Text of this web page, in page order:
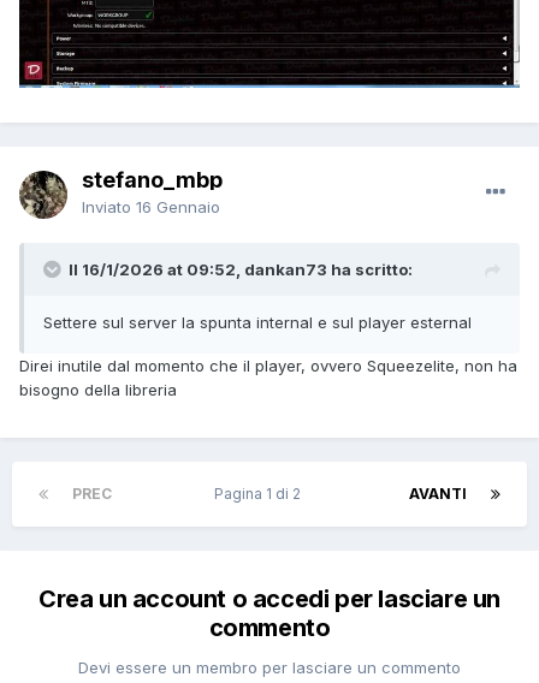
stefano_mbp
Inviato 16 Gennaio
Il 16/1/2026 at 09:52, dankan73 ha scritto:
Settere sul server la spunta internal e sul player esternal
Direi inutile dal momento che il player, ovvero Squeezelite, non ha
bisogno della libreria
PREC AVANTI
Pagina 1 di 2
Crea un account o accedi per lasciare un
commento
Devi essere un membro per lasciare un commento